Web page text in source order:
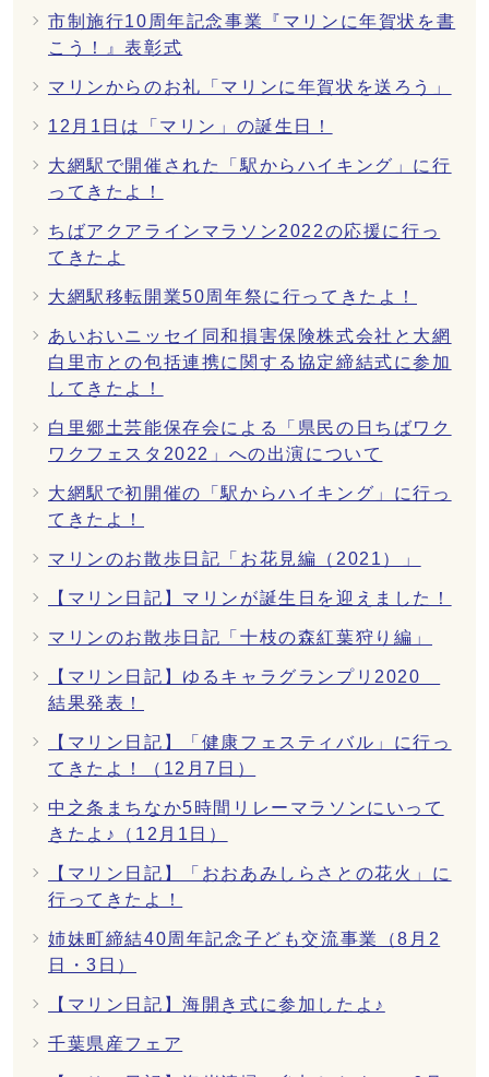
市制施行10周年記念事業『マリンに年賀状を書
こう！』表彰式
マリンからのお礼「マリンに年賀状を送ろう」
12月1日は「マリン」の誕生日！
大網駅で開催された「駅からハイキング」に行
ってきたよ！
ちばアクアラインマラソン2022の応援に行っ
てきたよ
大網駅移転開業50周年祭に行ってきたよ！
あいおいニッセイ同和損害保険株式会社と大網
白里市との包括連携に関する協定締結式に参加
してきたよ！
白里郷土芸能保存会による「県民の日ちばワク
ワクフェスタ2022」への出演について
大網駅で初開催の「駅からハイキング」に行っ
てきたよ！
マリンのお散歩日記「お花見編（2021）」
【マリン日記】マリンが誕生日を迎えました！
マリンのお散歩日記「十枝の森紅葉狩り編」
【マリン日記】ゆるキャラグランプリ2020
結果発表！
【マリン日記】「健康フェスティバル」に行っ
てきたよ！（12月7日）
中之条まちなか5時間リレーマラソンにいって
きたよ♪（12月1日）
【マリン日記】「おおあみしらさとの花火」に
行ってきたよ！
姉妹町締結40周年記念子ども交流事業（8月2
日・3日）
【マリン日記】海開き式に参加したよ♪
千葉県産フェア